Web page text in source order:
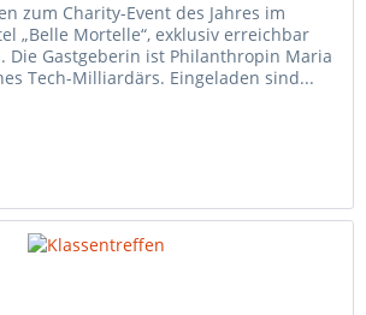
zum Charity-Event des Jahres im
„Belle Mortelle“, exklusiv erreichbar
Die Gastgeberin ist Philanthropin Maria
Tech-Milliardärs. Eingeladen sind...